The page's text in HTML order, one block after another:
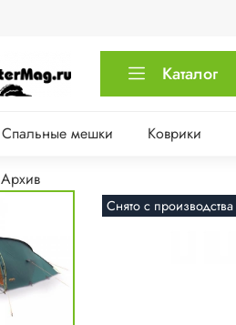
Каталог
Спальные мешки Коврики
Архив
Снято с производства